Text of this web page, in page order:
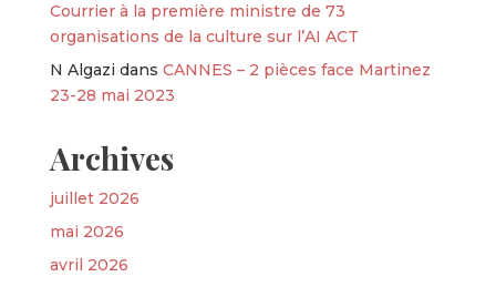
Courrier à la première ministre de 73
organisations de la culture sur l’AI ACT
N Algazi dans CANNES – 2 pièces face Martinez
23-28 mai 2023
Archives
juillet 2026
mai 2026
avril 2026